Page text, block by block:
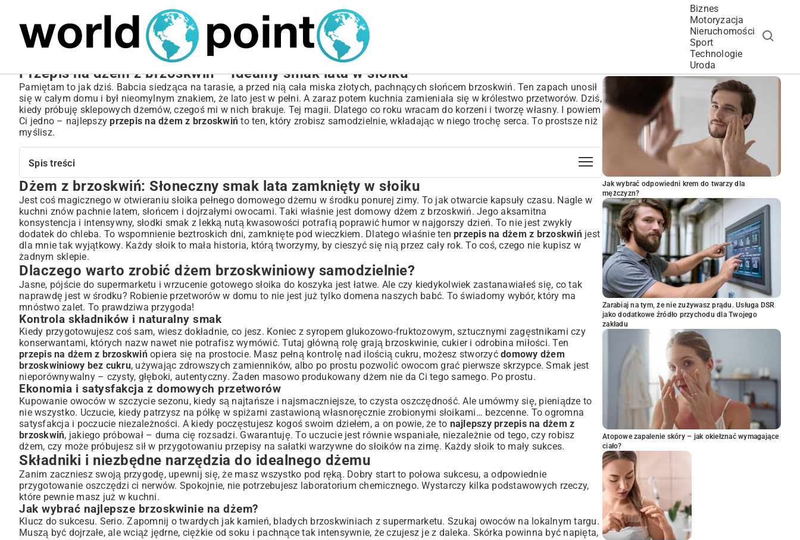
Biznes
Motoryzacja
Nieruchomości
Sport
Technologie
Uroda
Przepis na dżem z brzoskwiń – Idealny smak lata w słoiku
Pamiętam to jak dziś. Babcia siedząca na tarasie, a przed nią cała miska złotych, pachnących słońcem brzoskwiń. Ten zapach unosił
się w całym domu i był nieomylnym znakiem, że lato jest w pełni. A zaraz potem kuchnia zamieniała się w królestwo przetworów. Dziś,
kiedy próbuję sklepowych dżemów, czegoś mi w nich brakuje. Tej magii. Dlatego co roku wracam do korzeni i tworzę własny. I powiem
Ci jedno – najlepszyprzepis na dżem z brzoskwiń to ten, który zrobisz samodzielnie, wkładając w niego trochę serca. To prostsze niż
myślisz.
Spis treści
Dżem z brzoskwiń: Słoneczny smak lata zamknięty w słoiku
Dlaczego warto zrobić dżem brzoskwiniowy samodzielnie?
Kontrola składników i naturalny smak
Ekonomia i satysfakcja z domowych przetworów
Składniki i niezbędne narzędzia do idealnego dżemu
Jak wybrać najlepsze brzoskwinie na dżem?
Cukier, pektyna i inne dodatki: co musisz wiedzieć?
Niezbędny sprzęt: garnki, słoiki i akcesoria do przetworów
Przepis na dżem z brzoskwiń krok po kroku
Przygotowanie brzoskwiń: obieranie, drylowanie i krojenie
Proces gotowania: sekrety idealnej konsystencji
Pasteryzacja i przechowywanie: aby dżem długo cieszył smakiem
Wariacje na temat dżemu brzoskwiniowego i cenne wskazówki
Dżem brzoskwiniowy z imbirem, wanilią lub lawendą
Dżem bez cukru – zdrowsza alternatywa dla słodkości
Rozwiązywanie problemów: zbyt rzadki lub zbyt gęsty dżem
Pomysły na wykorzystanie dżemu brzoskwiniowego w kuchni
Podsumowanie: Twoja brzoskwiniowa przygoda z domowym dżemem
Dżem z brzoskwiń: Słoneczny smak lata zamknięty w słoiku
Jest coś magicznego w otwieraniu słoika pełnego domowego dżemu w środku ponurej zimy. To jak otwarcie kapsuły czasu. Nagle w
kuchni znów pachnie latem, słońcem i dojrzałymi owocami. Taki właśnie jest domowy dżem z brzoskwiń. Jego aksamitna
konsystencja i intensywny, słodki smak z lekką nutą kwasowości potrafią poprawić humor w najgorszy dzień. To nie jest zwykły
dodatek do chleba. To wspomnienie beztroskich dni, zamknięte pod wieczkiem. Dlatego właśnie ten przepis na dżem z brzoskwińjest
dla mnie tak wyjątkowy. Każdy słoik to mała historia, którą tworzymy, by cieszyć się nią przez cały rok. To coś, czego nie kupisz w
żadnym sklepie.
Dlaczego warto zrobić dżem brzoskwiniowy samodzielnie?
Jasne, pójście do supermarketu i wrzucenie gotowego słoika do koszyka jest łatwe. Ale czy kiedykolwiek zastanawiałeś się, co tak
naprawdę jest w środku? Robienie przetworów w domu to nie jest już tylko domena naszych babć. To świadomy wybór, który ma
mnóstwo zalet. To prawdziwa przygoda!
Kontrola składników i naturalny smak
Kiedy przygotowujesz coś sam, wiesz dokładnie, co jesz. Koniec z syropem glukozowo-fruktozowym, sztucznymi zagęstnikami czy
konserwantami, których nazw nawet nie potrafisz wymówić. Tutaj główną rolę grają brzoskwinie, cukier i odrobina miłości. Ten
przepis na dżem z brzoskwińopiera się na prostocie. Masz pełną kontrolę nad ilością cukru, możesz stworzyć domowy dżem
brzoskwiniowy bez cukru, używając zdrowszych zamienników, albo po prostu pozwolić owocom grać pierwsze skrzypce. Smak jest
nieporównywalny – czysty, głęboki, autentyczny. Żaden masowo produkowany dżem nie da Ci tego samego. Po prostu.
Ekonomia i satysfakcja z domowych przetworów
Kupowanie owoców w szczycie sezonu, kiedy są najtańsze i najsmaczniejsze, to czysta oszczędność. Ale umówmy się, pieniądze to
nie wszystko. Uczucie, kiedy patrzysz na półkę w spiżarni zastawioną własnoręcznie zrobionymi słoikami… bezcenne. To ogromna
satysfakcja i poczucie niezależności. A kiedy poczęstujesz kogoś swoim dziełem, a on powie, że to najlepszy przepis na dżem z
brzoskwiń, jakiego próbował – duma cię rozsadzi. Gwarantuję. To uczucie jest równie wspaniałe, niezależnie od tego, czy robisz
dżem, czy może próbujesz sił w przygotowaniu przepisy na sałatki warzywne do słoików na zimę. Każdy słoik to mały sukces.
Składniki i niezbędne narzędzia do idealnego dżemu
Zanim zaczniesz swoją przygodę, upewnij się, że masz wszystko pod ręką. Dobry start to połowa sukcesu, a odpowiednie
przygotowanie oszczędzi ci nerwów. Spokojnie, nie potrzebujesz laboratorium chemicznego. Wystarczy kilka podstawowych rzeczy,
które pewnie masz już w kuchni.
Jak wybrać najlepsze brzoskwinie na dżem?
Klucz do sukcesu. Serio. Zapomnij o twardych jak kamień, bladych brzoskwiniach z supermarketu. Szukaj owoców na lokalnym targu.
Muszą być dojrzałe, ale wciąż jędrne, ciężkie od soku i pachnące tak intensywnie, że czujesz je z daleka. Skórka powinna być napięta,
POPULARNE ARTYKUŁY
Jak wybrać odpowiedni krem do twarzy dla
mężczyzn?
Zarabiaj na tym, że nie zużywasz prądu. Usługa DSR
jako dodatkowe źródło przychodu dla Twojego
zakładu
Atopowe zapalenie skóry – jak okiełznać wymagające
ciało?